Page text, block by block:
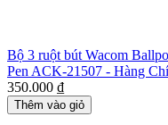
Bộ 3 ruột bút Wacom
Pen ACK-21507 - Hàng
350.000 ₫
Thêm vào giỏ